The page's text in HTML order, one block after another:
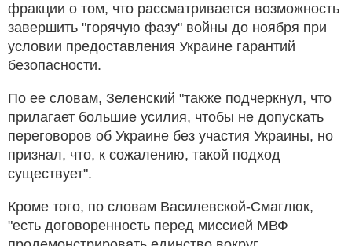
фракции о том, что рассматривается возможность
завершить "горячую фазу" войны до ноября при
условии предоставления Украине гарантий
безопасности.
По ее словам, Зеленский "также подчеркнул, что
прилагает большие усилия, чтобы не допускать
переговоров об Украине без участия Украины, но
признал, что, к сожалению, такой подход
существует".
Кроме того, по словам Василевской-Смаглюк,
"есть договоренность перед миссией МВФ